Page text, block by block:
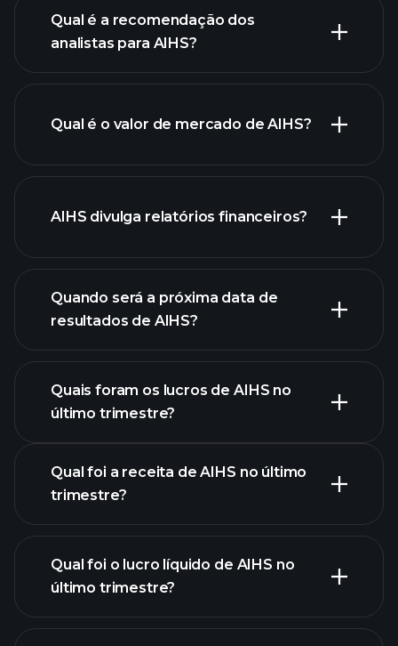
de AIHS.
Qual é a recomendação dos
analistas para AIHS?
Qual é o valor de mercado de AIHS?
lista de ações
AIHS divulga relatórios financeiros?
finanças
de AIHS
Quando será a próxima data de
resultados de AIHS?
Quais foram os lucros de AIHS no
último trimestre?
lucros de
AIHS
Qual foi a receita de AIHS no último
trimestre?
relatórios financeiros de
Qual foi o lucro líquido de AIHS no
último trimestre?